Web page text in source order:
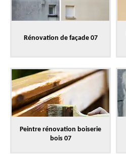
Rénovation de façade 07
Peintre rénovation boiserie
bois 07